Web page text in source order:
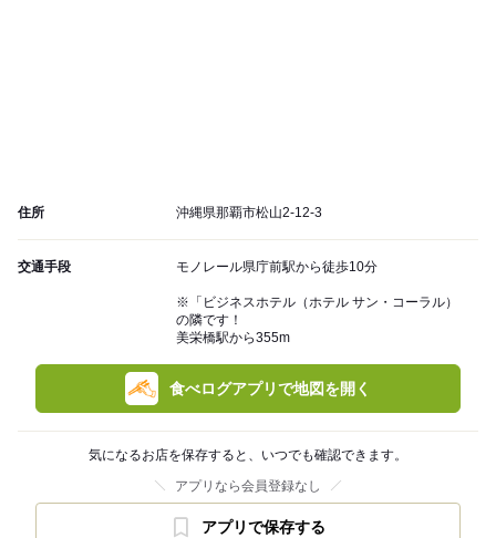
住所 沖縄県那覇市松山2-12-3
交通手段 モノレール県庁前駅から徒歩10分
※「ビジネスホテル（ホテル サン・コーラル）
の隣です！
美栄橋駅から355m
食べログアプリで地図を開く
気になるお店を保存すると、いつでも確認できます。
アプリなら会員登録なし
アプリで保存する